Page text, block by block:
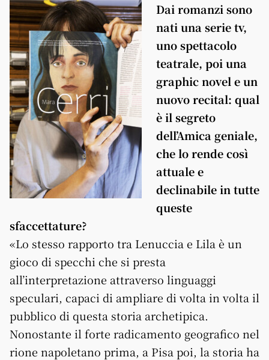
Dai romanzi sono
nati una serie tv,
uno spettacolo
teatrale, poi una
graphic novel e un
nuovo recital: qual
è il segreto
dell’Amica geniale,
che lo rende così
attuale e
declinabile in tutte
queste
sfaccettature?
«Lo stesso rapporto tra Lenuccia e Lila è un
gioco di specchi che si presta
all’interpretazione attraverso linguaggi
speculari, capaci di ampliare di volta in volta il
pubblico di questa storia archetipica.
Nonostante il forte radicamento geografico nel
rione napoletano prima, a Pisa poi, la storia ha